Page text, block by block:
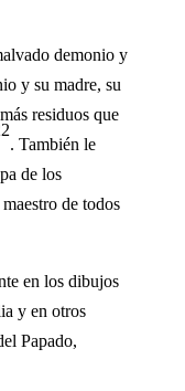
demonio y
y su madre, su
residuos que
. También le
de los
de todos
en los dibujos
y en otros
Papado,